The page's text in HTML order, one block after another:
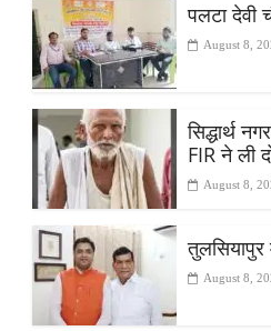
पलटा देवी
August 8,
सिद्धार्थ
FIR ने ली
August 8,
तुलसियापुर
August 8,